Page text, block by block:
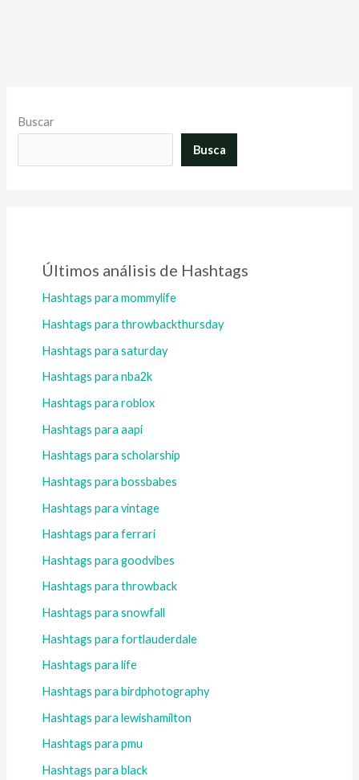
Buscar
Busca
Últimos análisis de Hashtags
Hashtags para mommylife
Hashtags para throwbackthursday
Hashtags para saturday
Hashtags para nba2k
Hashtags para roblox
Hashtags para aapi
Hashtags para scholarship
Hashtags para bossbabes
Hashtags para vintage
Hashtags para ferrari
Hashtags para goodvibes
Hashtags para throwback
Hashtags para snowfall
Hashtags para fortlauderdale
Hashtags para life
Hashtags para birdphotography
Hashtags para lewishamilton
Hashtags para pmu
Hashtags para black